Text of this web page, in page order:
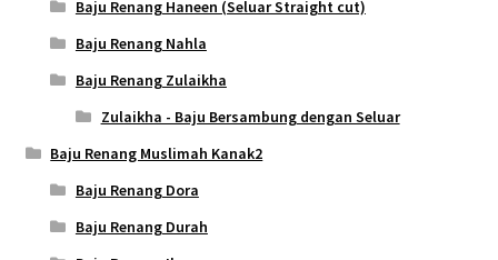
Baju Renang Haneen (Seluar Straight cut)
Baju Renang Nahla
Baju Renang Zulaikha
Zulaikha - Baju Bersambung dengan Seluar
Baju Renang Muslimah Kanak2
Baju Renang Dora
Baju Renang Durah